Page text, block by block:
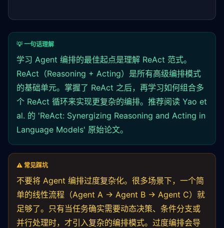
💡 一句话理解
学习 Agent 编排的最佳起点是理解 ReAct 范式。
ReAct（Reasoning + Acting）是所有高级编排模式
的基础单元。掌握了 ReAct 之后，再学习如何组合多
个 ReAct 循环来实现更复杂的编排。推荐阅读 Yao et
al. 的 'ReAct: Synergizing Reasoning and Acting in
Language Models' 原始论文。
⚠️ 常见踩坑
不要将 Agent 编排过度复杂化。很多场景下，一个简
单的线性流程（Agent A → Agent B → Agent C）就
足够了。只有当任务确实需要动态决策、条件分支或
并行处理时，才引入复杂的编排模式。过度编排会导